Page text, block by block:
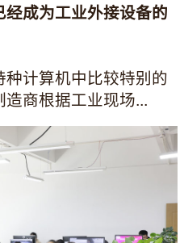
成为工业外接设备的
计算机中比较特别的
商根据工业现场...